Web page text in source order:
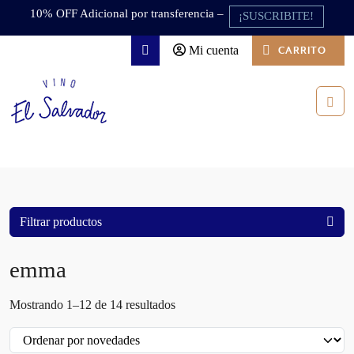
Skip to content
Skip to footer
10% OFF Adicional por transferencia – ¡SUSCRIBITE!
Search
Mi cuenta CARRITO
Filtrar productos
emma
Mostrando 1–12 de 14 resultadosO